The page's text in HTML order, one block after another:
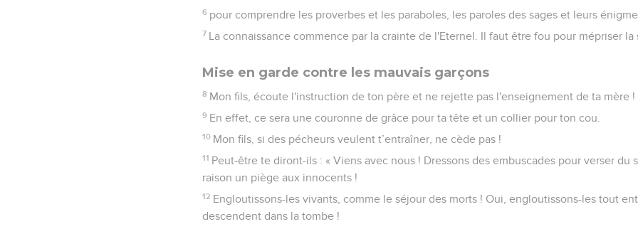
6 pour comprendre les proverbes et les paraboles, les paroles des sages et leurs
7 La connaissance commence par la crainte de l'Eternel. Il faut être fou pour mépriser la
Mise en garde contre les mauvais garçons
8 Mon fils, écoute l'instruction de ton père et ne rejette pas l'enseignement de ta mère !
9 En effet, ce sera une couronne de grâce pour ta tête et un collier pour ton cou.
10 Mon fils, si des pécheurs veulent t’entraîner, ne cède pas !
11 Peut-être te diront-ils : « Viens avec nous ! Dressons des embuscades pour verser du
raison un piège aux innocents !
12 Engloutissons-les vivants, comme le séjour des morts ! Oui, engloutissons-les tout
descendent dans la tombe !